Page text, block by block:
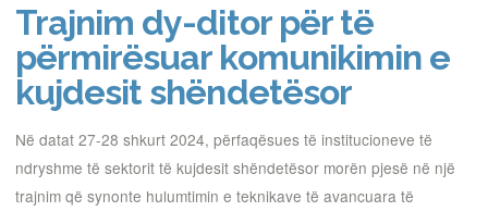
Trajnim dy-ditor për të
përmirësuar komunikimin e
kujdesit shëndetësor
Në datat 27-28 shkurt 2024, përfaqësues të institucioneve të
ndryshme të sektorit të kujdesit shëndetësor morën pjesë në një
trajnim që synonte hulumtimin e teknikave të avancuara të